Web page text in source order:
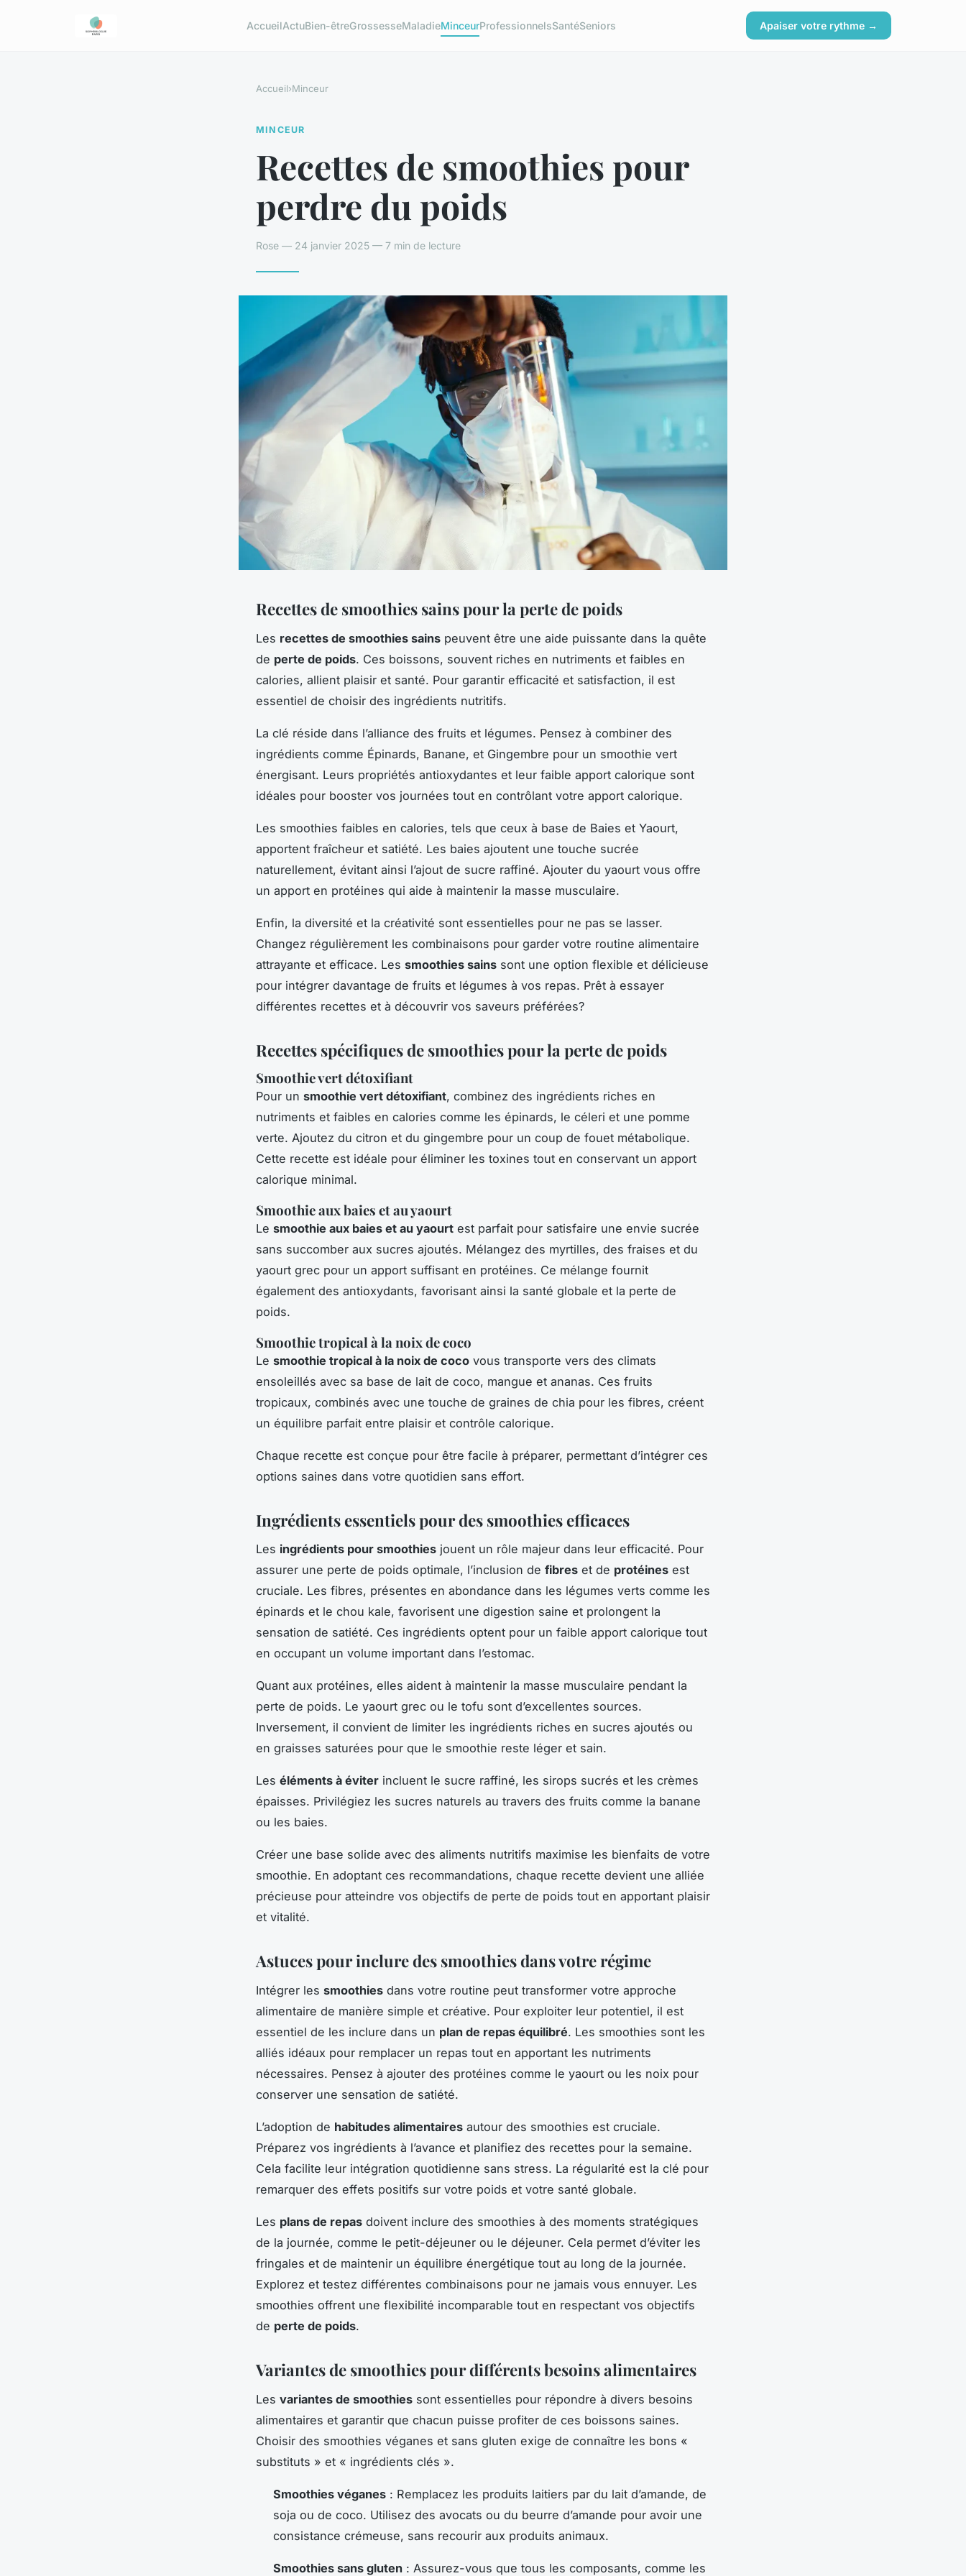
AccueilActuBien-êtreGrossesseMaladieMinceurProfessionnelsSantéSeniors Apaiser votre rythme →
Accueil›Minceur
MINCEUR
Recettes de smoothies pour
perdre du poids
Rose — 24 janvier 2025 — 7 min de lecture
Recettes de smoothies sains pour la perte de poids
Les recettes de smoothies sains peuvent être une aide puissante dans la quête
de perte de poids. Ces boissons, souvent riches en nutriments et faibles en
calories, allient plaisir et santé. Pour garantir efficacité et satisfaction, il est
essentiel de choisir des ingrédients nutritifs.
La clé réside dans l’alliance des fruits et légumes. Pensez à combiner des
ingrédients comme Épinards, Banane, et Gingembre pour un smoothie vert
énergisant. Leurs propriétés antioxydantes et leur faible apport calorique sont
idéales pour booster vos journées tout en contrôlant votre apport calorique.
Les smoothies faibles en calories, tels que ceux à base de Baies et Yaourt,
apportent fraîcheur et satiété. Les baies ajoutent une touche sucrée
naturellement, évitant ainsi l’ajout de sucre raffiné. Ajouter du yaourt vous offre
un apport en protéines qui aide à maintenir la masse musculaire.
Enfin, la diversité et la créativité sont essentielles pour ne pas se lasser.
Changez régulièrement les combinaisons pour garder votre routine alimentaire
attrayante et efficace. Les smoothies sains sont une option flexible et délicieuse
pour intégrer davantage de fruits et légumes à vos repas. Prêt à essayer
différentes recettes et à découvrir vos saveurs préférées?
Recettes spécifiques de smoothies pour la perte de poids
Smoothie vert détoxifiant
Pour un smoothie vert détoxifiant, combinez des ingrédients riches en
nutriments et faibles en calories comme les épinards, le céleri et une pomme
verte. Ajoutez du citron et du gingembre pour un coup de fouet métabolique.
Cette recette est idéale pour éliminer les toxines tout en conservant un apport
calorique minimal.
Smoothie aux baies et au yaourt
Le smoothie aux baies et au yaourt est parfait pour satisfaire une envie sucrée
sans succomber aux sucres ajoutés. Mélangez des myrtilles, des fraises et du
yaourt grec pour un apport suffisant en protéines. Ce mélange fournit
également des antioxydants, favorisant ainsi la santé globale et la perte de
poids.
Smoothie tropical à la noix de coco
Le smoothie tropical à la noix de coco vous transporte vers des climats
ensoleillés avec sa base de lait de coco, mangue et ananas. Ces fruits
tropicaux, combinés avec une touche de graines de chia pour les fibres, créent
un équilibre parfait entre plaisir et contrôle calorique.
Chaque recette est conçue pour être facile à préparer, permettant d’intégrer ces
options saines dans votre quotidien sans effort.
Ingrédients essentiels pour des smoothies efficaces
Les ingrédients pour smoothies jouent un rôle majeur dans leur efficacité. Pour
assurer une perte de poids optimale, l’inclusion de fibres et de protéines est
cruciale. Les fibres, présentes en abondance dans les légumes verts comme les
épinards et le chou kale, favorisent une digestion saine et prolongent la
sensation de satiété. Ces ingrédients optent pour un faible apport calorique tout
en occupant un volume important dans l’estomac.
Quant aux protéines, elles aident à maintenir la masse musculaire pendant la
perte de poids. Le yaourt grec ou le tofu sont d’excellentes sources.
Inversement, il convient de limiter les ingrédients riches en sucres ajoutés ou
en graisses saturées pour que le smoothie reste léger et sain.
Les éléments à éviter incluent le sucre raffiné, les sirops sucrés et les crèmes
épaisses. Privilégiez les sucres naturels au travers des fruits comme la banane
ou les baies.
Créer une base solide avec des aliments nutritifs maximise les bienfaits de votre
smoothie. En adoptant ces recommandations, chaque recette devient une alliée
précieuse pour atteindre vos objectifs de perte de poids tout en apportant plaisir
et vitalité.
Astuces pour inclure des smoothies dans votre régime
Intégrer les smoothies dans votre routine peut transformer votre approche
alimentaire de manière simple et créative. Pour exploiter leur potentiel, il est
essentiel de les inclure dans un plan de repas équilibré. Les smoothies sont les
alliés idéaux pour remplacer un repas tout en apportant les nutriments
nécessaires. Pensez à ajouter des protéines comme le yaourt ou les noix pour
conserver une sensation de satiété.
L’adoption de habitudes alimentaires autour des smoothies est cruciale.
Préparez vos ingrédients à l’avance et planifiez des recettes pour la semaine.
Cela facilite leur intégration quotidienne sans stress. La régularité est la clé pour
remarquer des effets positifs sur votre poids et votre santé globale.
Les plans de repas doivent inclure des smoothies à des moments stratégiques
de la journée, comme le petit-déjeuner ou le déjeuner. Cela permet d’éviter les
fringales et de maintenir un équilibre énergétique tout au long de la journée.
Explorez et testez différentes combinaisons pour ne jamais vous ennuyer. Les
smoothies offrent une flexibilité incomparable tout en respectant vos objectifs
de perte de poids.
Variantes de smoothies pour différents besoins alimentaires
Les variantes de smoothies sont essentielles pour répondre à divers besoins
alimentaires et garantir que chacun puisse profiter de ces boissons saines.
Choisir des smoothies véganes et sans gluten exige de connaître les bons «
substituts » et « ingrédients clés ».
Smoothies véganes : Remplacez les produits laitiers par du lait d’amande, de
soja ou de coco. Utilisez des avocats ou du beurre d’amande pour avoir une
consistance crémeuse, sans recourir aux produits animaux.
Smoothies sans gluten : Assurez-vous que tous les composants, comme les